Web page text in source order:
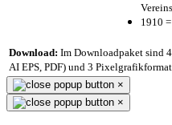
1910
Download: Im Downloadpaket sind
AI EPS, PDF) und 3
×
×